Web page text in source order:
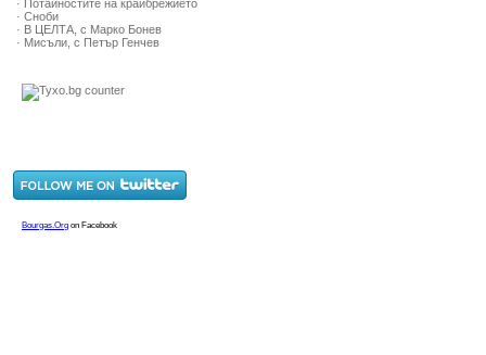
· Потайностите на крайбрежието
· Сноби
· В ЦЕЛТА, с Марко Бонев
· Мисъли, с Петър Генчев